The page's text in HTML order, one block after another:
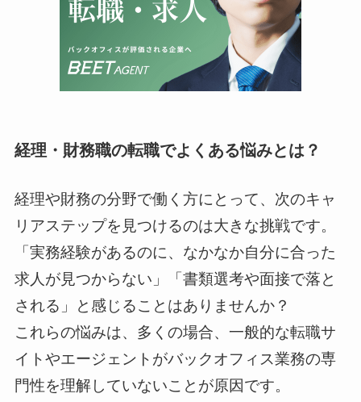
経理・財務職の転職でよくある悩みとは？
経理や財務の分野で働く方にとって、次のキャ
リアステップを見つけるのは大きな挑戦です。
「実務経験があるのに、なかなか自分に合った
求人が見つからない」「書類選考や面接で落と
される」と感じることはありませんか？
これらの悩みは、多くの場合、一般的な転職サ
イトやエージェントがバックオフィス業務の専
門性を理解していないことが原因です。